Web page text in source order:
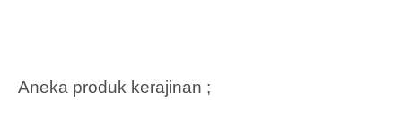
Aneka produk kerajinan ;